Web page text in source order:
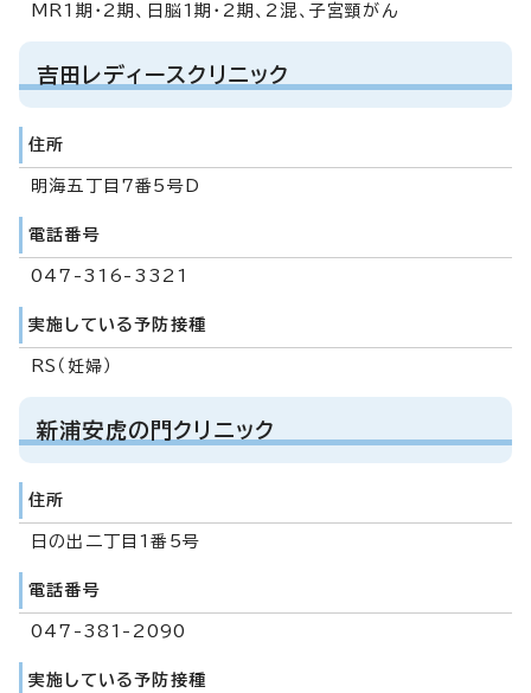
MR1期・2期、日脳1期・2期、2混、子宮頸がん
吉田レディースクリニック
住所
明海五丁目7番5号D
電話番号
047-316-3321
実施している予防接種
RS（妊婦）
新浦安虎の門クリニック
住所
日の出二丁目1番5号
電話番号
047-381-2090
実施している予防接種